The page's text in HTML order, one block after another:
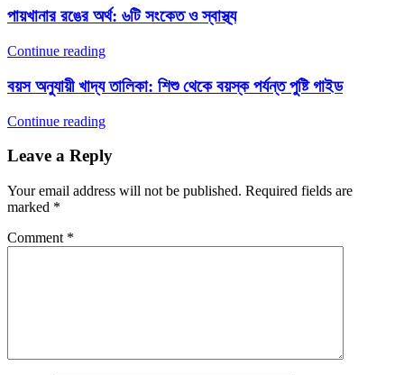
পায়খানার রঙের অর্থ: ৬টি সংকেত ও স্বাস্থ্য
Continue reading
বয়স অনুযায়ী খাদ্য তালিকা: শিশু থেকে বয়স্ক পর্যন্ত পুষ্টি গাইড
Continue reading
Leave a Reply
Your email address will not be published. Required fields are
marked *
Comment *